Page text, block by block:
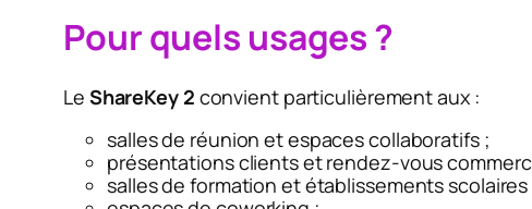
Pour quels usages ?
Le ShareKey 2 convient particulièrement aux :
salles de réunion et espaces collaboratifs ;
présentations clients et rendez-vous
salles de formation et établissements scolaires